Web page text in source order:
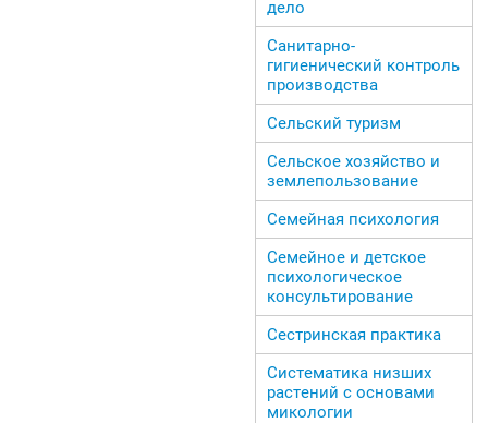
дело
Санитарно-
гигиенический контроль
производства
Сельский туризм
Сельское хозяйство и
землепользование
Семейная психология
Семейное и детское
психологическое
консультирование
Сестринская практика
Систематика низших
растений с основами
микологии